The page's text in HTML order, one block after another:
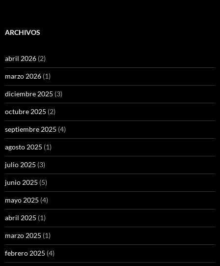
ARCHIVOS
abril 2026 (2)
marzo 2026 (1)
diciembre 2025 (3)
octubre 2025 (2)
septiembre 2025 (4)
agosto 2025 (1)
julio 2025 (3)
junio 2025 (5)
mayo 2025 (4)
abril 2025 (1)
marzo 2025 (1)
febrero 2025 (4)